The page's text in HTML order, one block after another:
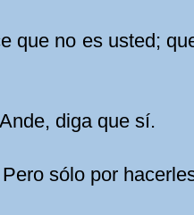
que no es usted;
diga que sí.
sólo por